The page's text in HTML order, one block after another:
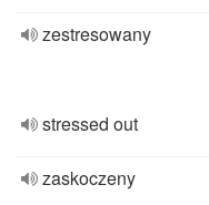
zestresowany
stressed out
zaskoczeny